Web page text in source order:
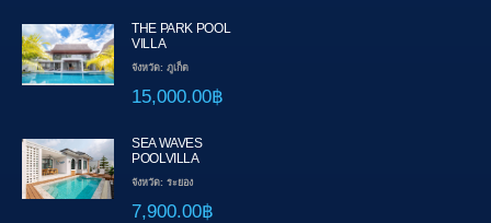
THE PARK POOL
VILLA
จังหวัด: ภูเก็ต
15,000.00฿
SEA WAVES
POOLVILLA
จังหวัด: ระยอง
7,900.00฿